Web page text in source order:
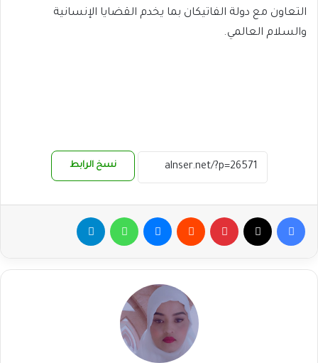
التعاون مع دولة الفاتيكان بما يخدم القضايا الإنسانية
والسلام العالمي.
نسخ الرابط
فيسبوك بينتيريست ماسنجر واتساب